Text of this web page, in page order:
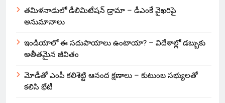
తమిళనాడులో డీలిమిటేషన్ డ్రామా – డీఎంకే వైఖరిపై
అనుమానాలు
ఇండియాలో‌ ఈ సదుపాయాలు ఉంటాయా? – విదేశాల్లో డబ్బుకు
అతీతమైన జీవితం
మోడీతో ఎంపీ కలిశెట్టి ఆనంద క్షణాలు – కుటుంబ సభ్యులతో
కలిసి భేటీ